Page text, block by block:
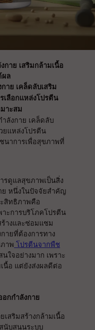
กาย เสริมกล้ามเนื้อ
ผล
าย เคล็ดลับเสริม
เลือกแหล่งโปรตีน
าะสม
ลังกาย เคล็ดลับ
ยแหล่งโปรตีน
าการเพื่อสุขภาพที่
รดูแลสุขภาพเป็นสิ่ง
ย หนึ่งในปัจจัยสำคัญ
สิทธิภาพคือ
ะการบริโภคโปรตีน
างและซ่อมแซม
ายที่ต้องการทาง
าพ โปรตีนจากพืช
ใจอย่างมาก เพราะ
นื้อ แต่ยังส่งผลดีต่อ
กกำลังกาย
สริมสร้างกล้ามเนื้อ
นับสนุนระบบ